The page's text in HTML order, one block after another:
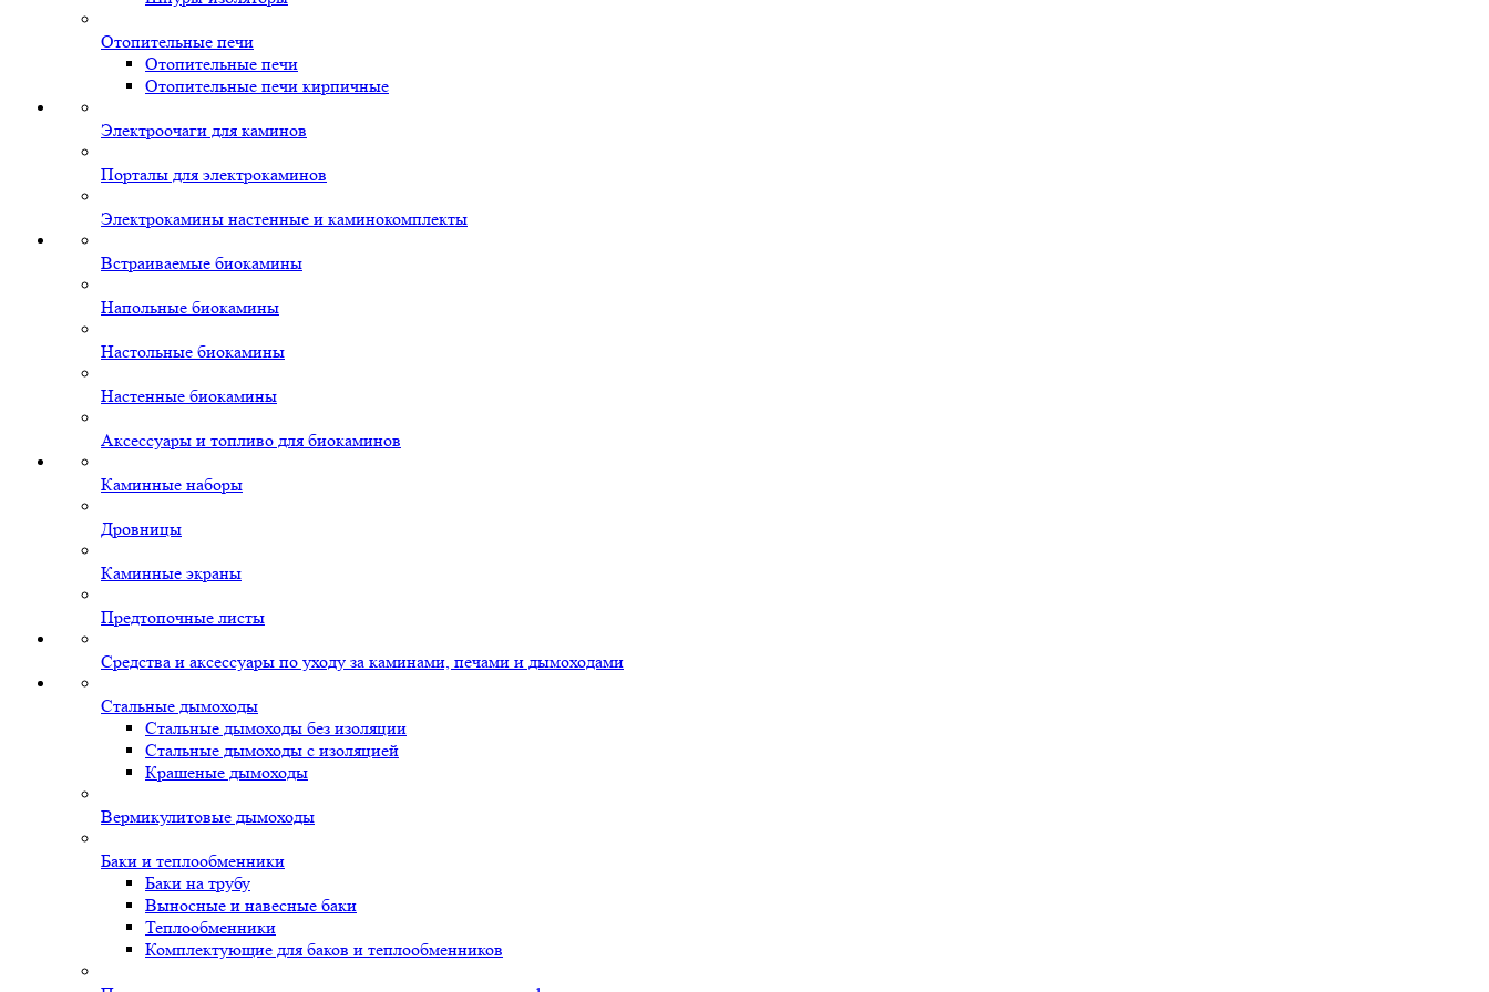
Отопительные печи
Отопительные печи
Отопительные печи кирпичные
Электроочаги для каминов
Порталы для электрокаминов
Электрокамины настенные и каминокомплекты
Встраиваемые биокамины
Напольные биокамины
Настольные биокамины
Настенные биокамины
Аксессуары и топливо для биокаминов
Каминные наборы
Дровницы
Каминные экраны
Предтопочные листы
Средства и аксессуары по уходу за каминами, печами и дымоходами
Стальные дымоходы
Стальные дымоходы без изоляции
Стальные дымоходы с изоляцией
Крашеные дымоходы
Вермикулитовые дымоходы
Баки и теплообменники
Баки на трубу
Выносные и навесные баки
Теплообменники
Комплектующие для баков и теплообменников